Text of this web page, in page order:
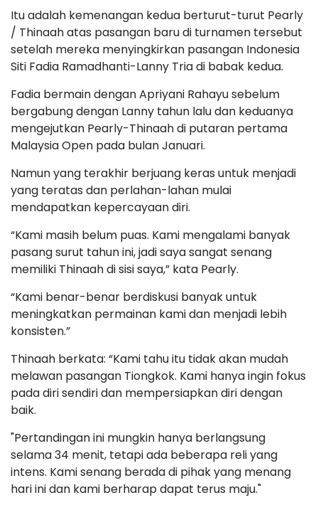
Itu adalah kemenangan kedua berturut-turut Pearly
/ Thinaah atas pasangan baru di turnamen tersebut
setelah mereka menyingkirkan pasangan Indonesia
Siti Fadia Ramadhanti-Lanny Tria di babak kedua.
Fadia bermain dengan Apriyani Rahayu sebelum
bergabung dengan Lanny tahun lalu dan keduanya
mengejutkan Pearly-Thinaah di putaran pertama
Malaysia Open pada bulan Januari.
Namun yang terakhir berjuang keras untuk menjadi
yang teratas dan perlahan-lahan mulai
mendapatkan kepercayaan diri.
“Kami masih belum puas. Kami mengalami banyak
pasang surut tahun ini, jadi saya sangat senang
memiliki Thinaah di sisi saya,” kata Pearly.
“Kami benar-benar berdiskusi banyak untuk
meningkatkan permainan kami dan menjadi lebih
konsisten.”
Thinaah berkata: “Kami tahu itu tidak akan mudah
melawan pasangan Tiongkok. Kami hanya ingin fokus
pada diri sendiri dan mempersiapkan diri dengan
baik.
"Pertandingan ini mungkin hanya berlangsung
selama 34 menit, tetapi ada beberapa reli yang
intens. Kami senang berada di pihak yang menang
hari ini dan kami berharap dapat terus maju."